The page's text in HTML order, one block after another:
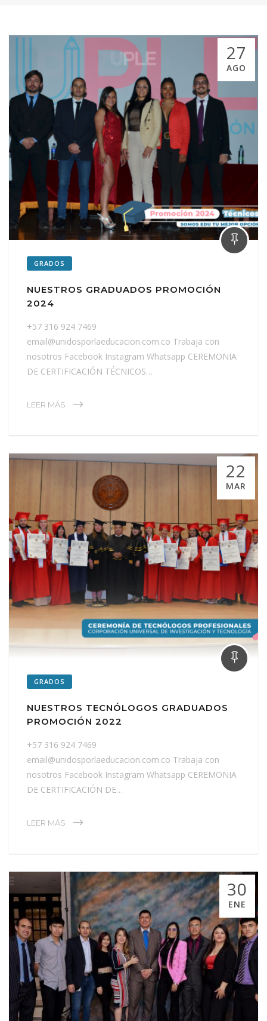
27
AGO
GRADOS
NUESTROS GRADUADOS PROMOCIÓN
2024
+57 316 924 7469
email@unidosporlaeducacion.com.co Trabaja con
nosotros Facebook Instagram Whatsapp CEREMONIA
DE CERTIFICACIÓN TÉCNICOS…
LEER MÁS
22
MAR
GRADOS
NUESTROS TECNÓLOGOS GRADUADOS
PROMOCIÓN 2022
+57 316 924 7469
email@unidosporlaeducacion.com.co Trabaja con
nosotros Facebook Instagram Whatsapp CEREMONIA
DE CERTIFICACIÓN DE…
LEER MÁS
30
ENE